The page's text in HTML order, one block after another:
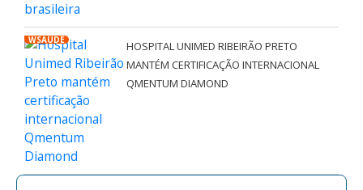
WSAÚDE
HOSPITAL UNIMED RIBEIRÃO PRETO
MANTÉM CERTIFICAÇÃO INTERNACIONAL
QMENTUM DIAMOND